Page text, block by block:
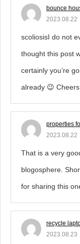
bounce
2023.08.22
scoliosisI do not
thought this post
certainly you’re
already 😉
properties
2023.08.22
That is a very
blogosphere.
for sharing this
recycle
2023.08.23